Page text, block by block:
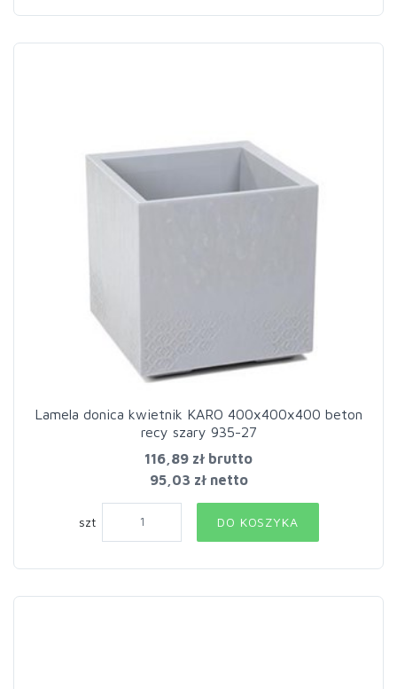
Lamela donica kwietnik KARO 400x400x400 beton
recy szary 935-27
116,89 zł brutto
95,03 zł netto
szt DO KOSZYKA